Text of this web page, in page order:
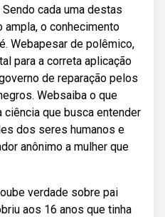
cada uma destas
o conhecimento
Webapesar de polêmico,
para a correta aplicação
de reparação pelos
Websaiba o que
ciência que busca entender
dos seres humanos e
anônimo a mulher que
verdade sobre pai
aos 16 anos que tinha